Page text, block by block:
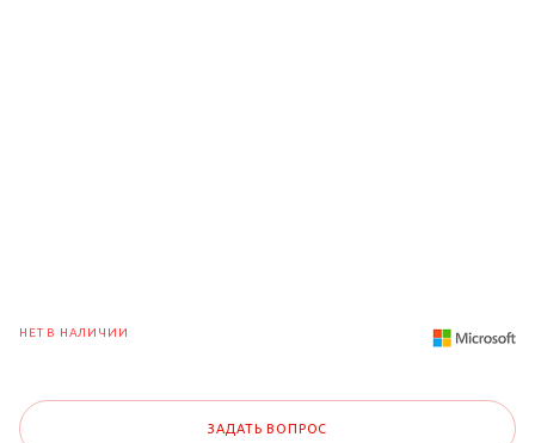
НЕТ В НАЛИЧИИ
ЗАДАТЬ ВОПРОС